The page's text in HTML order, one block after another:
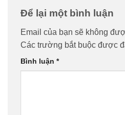
Để lại một bình luận
Email của bạn sẽ không
Các trường bắt buộc được
Bình luận *